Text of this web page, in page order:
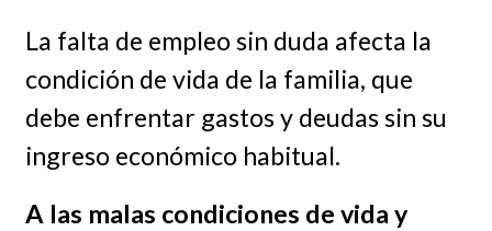
La falta de empleo sin duda afecta la
condición de vida de la familia, que
debe enfrentar gastos y deudas sin su
ingreso económico habitual.
A las malas condiciones de vida y